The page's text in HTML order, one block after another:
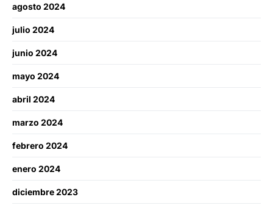
agosto 2024
julio 2024
junio 2024
mayo 2024
abril 2024
marzo 2024
febrero 2024
enero 2024
diciembre 2023